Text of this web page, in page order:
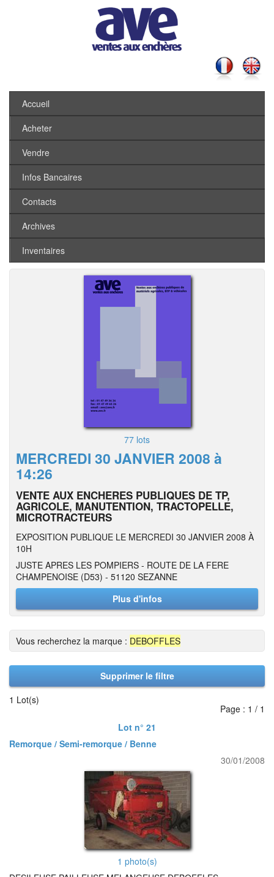
Accueil
Acheter
Vendre
Infos Bancaires
Contacts
Archives
Inventaires
77 lots
MERCREDI 30 JANVIER 2008 à
14:26
VENTE AUX ENCHERES PUBLIQUES DE TP,
AGRICOLE, MANUTENTION, TRACTOPELLE,
MICROTRACTEURS
EXPOSITION PUBLIQUE LE MERCREDI 30 JANVIER 2008 À
10H
JUSTE APRES LES POMPIERS - ROUTE DE LA FERE
CHAMPENOISE (D53) - 51120 SEZANNE
Plus d'infos
Vous recherchez la marque : DEBOFFLES
Supprimer le filtre
1 Lot(s)
Page : 1 / 1
Lot n° 21
Remorque / Semi-remorque / Benne
30/01/2008
1 photo(s)